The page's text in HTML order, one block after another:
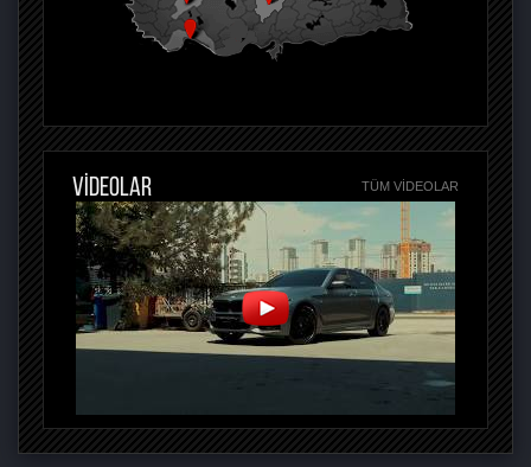
VİDEOLAR TÜM VIDEOLAR